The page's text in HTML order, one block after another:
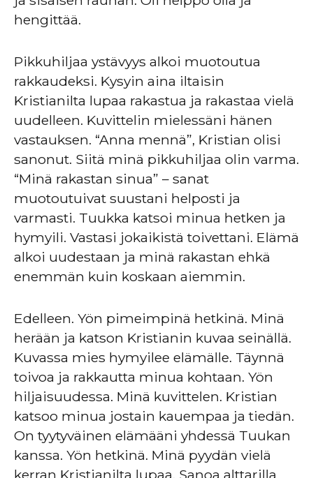
hengittää.
Pikkuhiljaa ystävyys alkoi muotoutua
rakkaudeksi. Kysyin aina iltaisin
Kristianilta lupaa rakastua ja rakastaa vielä
uudelleen. Kuvittelin mielessäni hänen
vastauksen. “Anna mennä”, Kristian olisi
sanonut. Siitä minä pikkuhiljaa olin varma.
“Minä rakastan sinua” – sanat
muotoutuivat suustani helposti ja
varmasti. Tuukka katsoi minua hetken ja
hymyili. Vastasi jokaikistä toivettani. Elämä
alkoi uudestaan ja minä rakastan ehkä
enemmän kuin koskaan aiemmin.
Edelleen. Yön pimeimpinä hetkinä. Minä
herään ja katson Kristianin kuvaa seinällä.
Kuvassa mies hymyilee elämälle. Täynnä
toivoa ja rakkautta minua kohtaan. Yön
hiljaisuudessa. Minä kuvittelen. Kristian
katsoo minua jostain kauempaa ja tiedän.
On tyytyväinen elämääni yhdessä Tuukan
kanssa. Yön hetkinä. Minä pyydän vielä
kerran Kristianilta lupaa. Sanoa alttarilla